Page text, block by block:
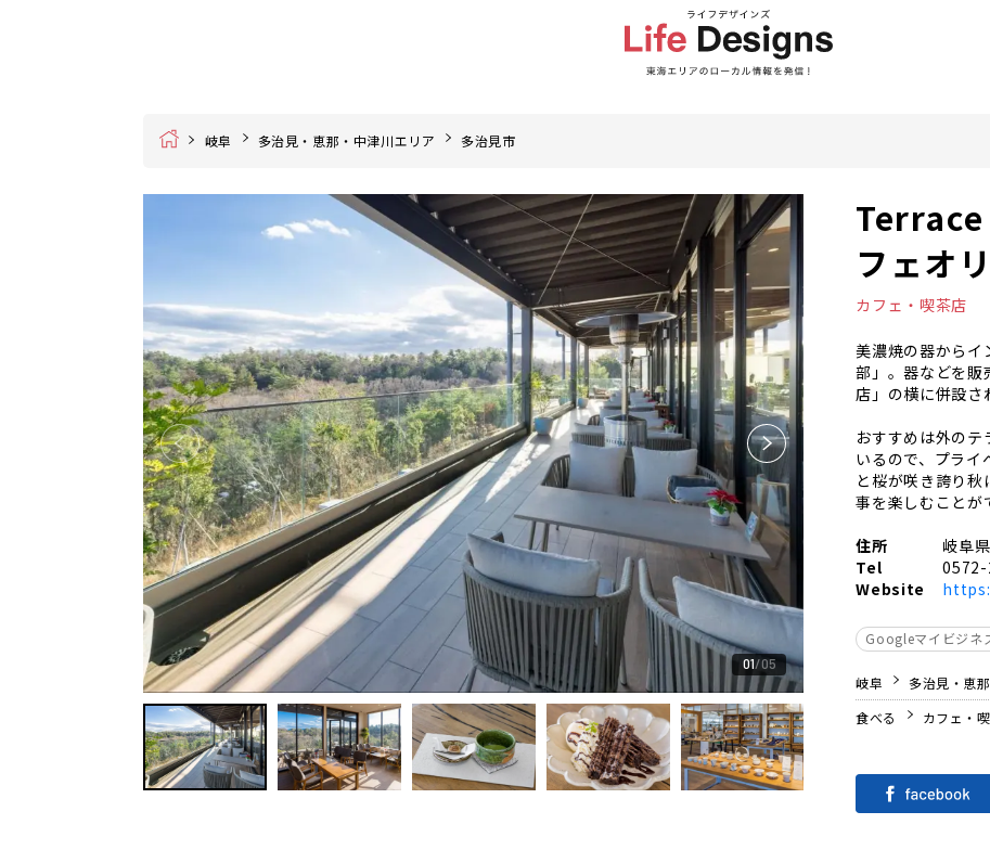
Home 岐阜 多治見・恵那・中津川エリア 多治見市
01 05
Terrace
フェオリ
カフェ・喫茶店
美濃焼の器から
部」。器などを販
店」の横に併設さ
おすすめは外のテ
いるので、プライ
と桜が咲き誇り
事を楽しむことが
住所
岐阜
Tel
Website
Googleマイビジネ
岐阜 多治見・恵
食べる
カフェ・